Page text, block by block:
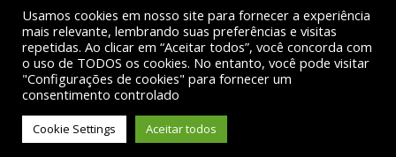
Siga nosso YouTube
© Sinditest – Sindicato dos trabalhadores em educação
das instituições federais de ensino superior no estado
do Paraná
Usamos cookies em nosso site para fornecer a experiência
mais relevante, lembrando suas preferências e visitas
repetidas. Ao clicar em “Aceitar todos”, você concorda com
o uso de TODOS os cookies. No entanto, você pode visitar
"Configurações de cookies" para fornecer um
consentimento controlado
Cookie Settings Aceitar todos